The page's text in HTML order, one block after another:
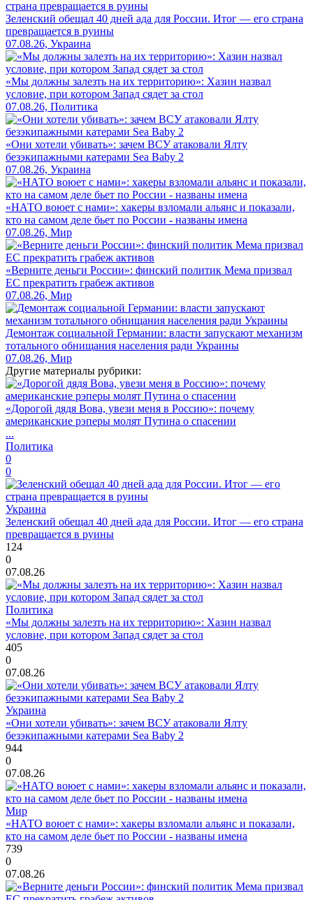
Зеленский обещал 40 дней ада для России. Итог — его страна
превращается в руины
07.08.26, Украина
«Мы должны залезть на их территорию»: Хазин назвал
условие, при котором Запад сядет за стол
07.08.26, Политика
«Они хотели убивать»: зачем ВСУ атаковали Ялту
безэкипажными катерами Sea Baby 2
07.08.26, Украина
«НАТО воюет с нами»: хакеры взломали альянс и показали,
кто на самом деле бьет по России - названы имена
07.08.26, Мир
«Верните деньги России»: финский политик Мема призвал
ЕС прекратить грабеж активов
07.08.26, Мир
Демонтаж социальной Германии: власти запускают механизм
тотального обнищания населения ради Украины
07.08.26, Мир
Другие материалы рубрики:
«Дорогой дядя Вова, увези меня в Россию»: почему
американские рэперы молят Путина о спасении
...
Политика
0
0
Украина
Зеленский обещал 40 дней ада для России. Итог — его страна
превращается в руины
124
0
07.08.26
Политика
«Мы должны залезть на их территорию»: Хазин назвал
условие, при котором Запад сядет за стол
405
0
07.08.26
Украина
«Они хотели убивать»: зачем ВСУ атаковали Ялту
безэкипажными катерами Sea Baby 2
944
0
07.08.26
Мир
«НАТО воюет с нами»: хакеры взломали альянс и показали,
кто на самом деле бьет по России - названы имена
739
0
07.08.26